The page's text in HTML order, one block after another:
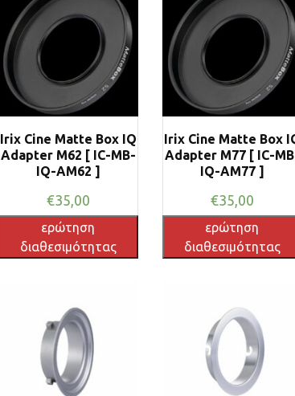
Irix Cine Matte Box IQ
Adapter M62 [ IC-MB-
IQ-AM62 ]
€35,00
ερώτηση
διαθεσιμότητας
Irix Cine Matte Box
Adapter M77 [ IC-
IQ-AM77 ]
€35,00
ερώτηση
διαθεσιμότητας